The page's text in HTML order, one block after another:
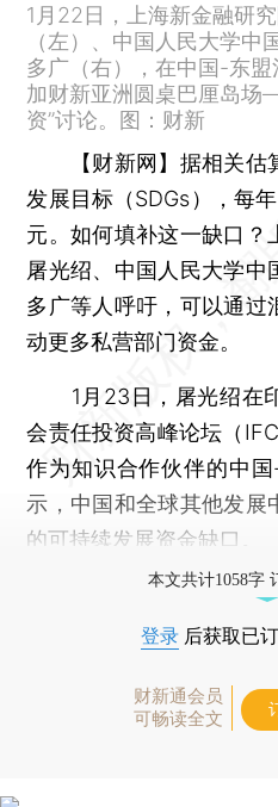
1月22日，上海新金融研
（左）、中国人民大学中
多广（右），在中国-东
加财新亚洲圆桌巴厘岛
资”讨论。图：财新
【财新网】 据相关估
发展目标（SDGs），每
元。如何填补这一缺口？
屠光绍、中国人民大学中
多广等人呼吁，可以通过
动更多私营部门资金。
1月23日，屠光绍在
会责任投资高峰论坛（
作为知识合作伙伴的中
示，中国和全球其他发展
的可持续发展资金缺口。
本文共计1058字
登录 后获取已
财新通会员
可畅读全文